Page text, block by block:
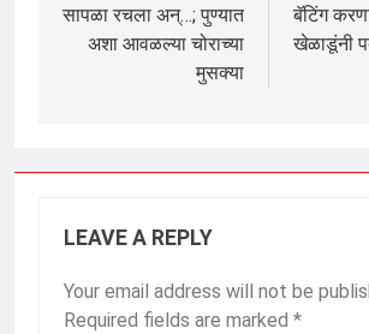
सापळा रचला अन्…; पुण्यात
अशा आवळल्या चोराच्या
मुसक्या
बॅटिंग
खेळाडूंनी
LEAVE A REPLY
Your email address will not be
Required fields are marked *